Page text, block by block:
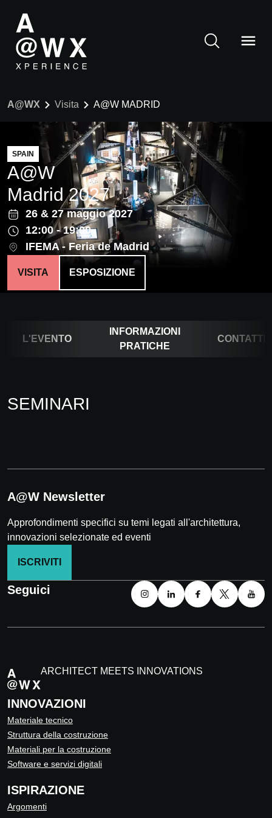
A@WX Visita A@W MADRID
SPAIN
A@W
Madrid 2027
26 & 27 maggio 2027
12:00 - 19:00
IFEMA - Feria de Madrid
VISITA ESPOSIZIONE
L'EVENTO
INFORMAZIONI
PRATICHE
CONTATTI
SEMINARI
A@W Newsletter
Approfondimenti specifici su temi legati all'architettura,
innovazioni selezionate ed eventi
ISCRIVITI
Seguici
ARCHITECT MEETS INNOVATIONS
INNOVAZIONI
Materiale tecnico
Struttura della costruzione
Materiali per la costruzione
Software e servizi digitali
ISPIRAZIONE
Argomenti